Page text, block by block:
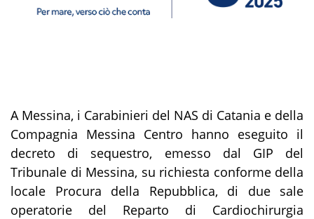
A Messina, i Carabinieri del NAS di Catania e della
Compagnia Messina Centro hanno eseguito il
decreto di sequestro, emesso dal GIP del
Tribunale di Messina, su richiesta conforme della
locale Procura della Repubblica, di due sale
operatorie del Reparto di Cardiochirurgia